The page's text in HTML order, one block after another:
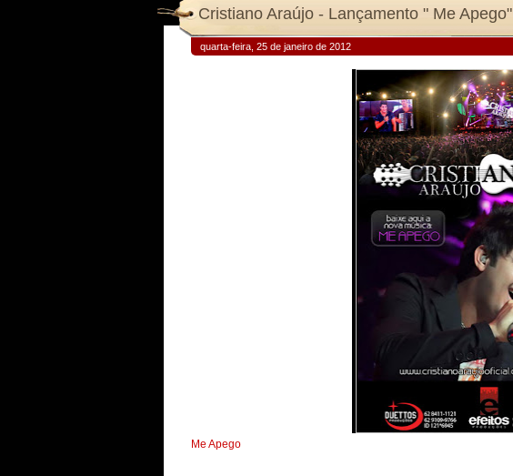
Cristiano Araújo - Lançamento " Me Apego"
quarta-feira, 25 de janeiro de 2012
Me Apego